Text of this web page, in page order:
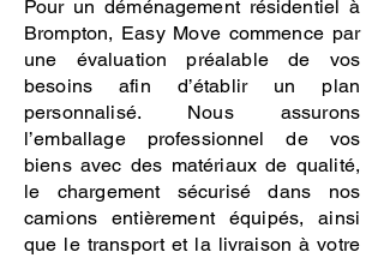
Pour un déménagement résidentiel à
Brompton, Easy Move commence par
une évaluation préalable de vos
besoins afin d’établir un plan
personnalisé. Nous assurons
l’emballage professionnel de vos
biens avec des matériaux de qualité,
le chargement sécurisé dans nos
camions entièrement équipés, ainsi
que le transport et la livraison à votre